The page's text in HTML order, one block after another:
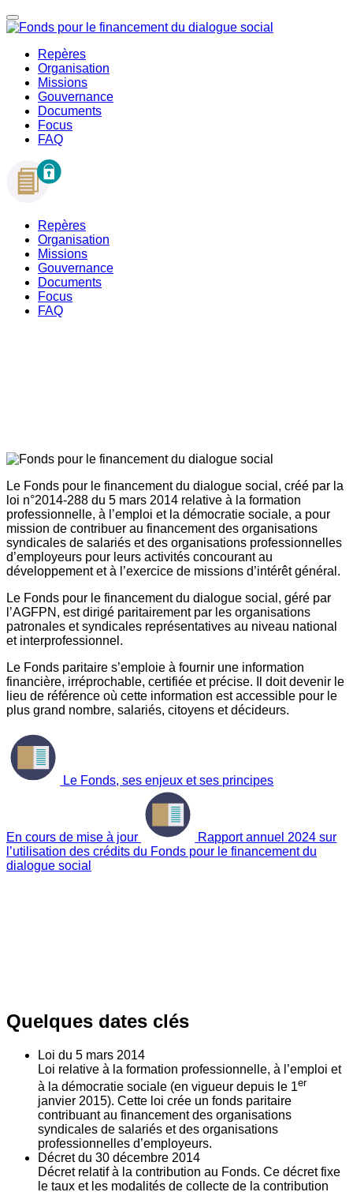
Repères
Organisation
Missions
Gouvernance
Documents
Focus
FAQ
Repères
Organisation
Missions
Gouvernance
Documents
Focus
FAQ
Le Fonds pour le financement du dialogue social, créé par la
loi n°2014-288 du 5 mars 2014 relative à la formation
professionnelle, à l’emploi et la démocratie sociale, a pour
mission de contribuer au financement des organisations
syndicales de salariés et des organisations professionnelles
d’employeurs pour leurs activités concourant au
développement et à l’exercice de missions d’intérêt général.
Le Fonds pour le financement du dialogue social, géré par
l’AGFPN, est dirigé paritairement par les organisations
patronales et syndicales représentatives au niveau national
et interprofessionnel.
Le Fonds paritaire s’emploie à fournir une information
financière, irréprochable, certifiée et précise. Il doit devenir le
lieu de référence où cette information est accessible pour le
plus grand nombre, salariés, citoyens et décideurs.
Le Fonds, ses enjeux et ses principes
En cours de mise à jour
Rapport annuel 2024 sur
l’utilisation des crédits du Fonds pour le financement du
dialogue social
Quelques dates clés
Loi du 5 mars 2014
Loi relative à la formation professionnelle, à l’emploi et
à la démocratie sociale (en vigueur depuis le 1er
janvier 2015). Cette loi crée un fonds paritaire
contribuant au financement des organisations
syndicales de salariés et des organisations
professionnelles d’employeurs.
Décret du 30 décembre 2014
Décret relatif à la contribution au Fonds. Ce décret fixe
le taux et les modalités de collecte de la contribution